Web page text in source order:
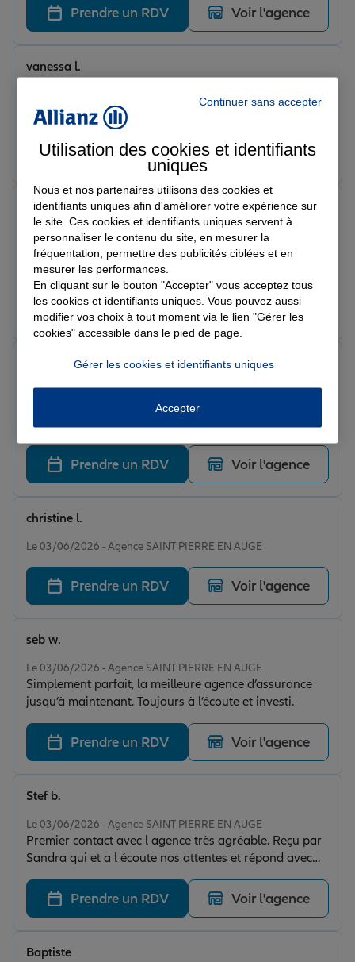
Prendre un RDV Voir l'agence
Note de 5 sur 5
Le 09/06/2026 - Agence SAINT PIERRE EN AUGE
Très aimable et a l écoute
vanessa l.
Prendre un RDV Voir l'agence
Note de 5 sur 5
Le 09/06/2026 - Agence SAINT PIERRE EN AUGE
Très satisfaite. Rapport très humain et à l écoute.
Jamais eu de problème je recommande.
MR. g.
Prendre un RDV Voir l'agence
Le 09/06/2026 - Agence SAINT PIERRE EN AUGE
Nous sommes toujours très bien accueilli , très bien
conseiller Merci à Sandra pour son professionnalisme
Lauraa M.
Prendre un RDV Voir l'agence
Le 03/06/2026 - Agence SAINT PIERRE EN AUGE
christine l.
Prendre un RDV Voir l'agence
Le 03/06/2026 - Agence SAINT PIERRE EN AUGE
Simplement parfait, la meilleure agence d’assurance
jusqu’à maintenant. Toujours à l’écoute et investi.
seb w.
Prendre un RDV Voir l'agence
Le 03/06/2026 - Agence SAINT PIERRE EN AUGE
Premier contact avec l agence très agréable. Reçu par
Sandra qui et a l écoute nos attentes et répond avec
professionnalisme à nos demandes. Les démarches
sont réalisées rapidement . Je recommande l’agence à
tout le monde
Stef b.
Prendre un RDV Voir l'agence
Baptiste
Continuer sans accepter
Utilisation des cookies et identifiants
uniques
Nous et nos partenaires utilisons des cookies et
identifiants uniques afin d'améliorer votre expérience sur
le site. Ces cookies et identifiants uniques servent à
personnaliser le contenu du site, en mesurer la
fréquentation, permettre des publicités ciblées et en
mesurer les performances.
En cliquant sur le bouton "Accepter" vous acceptez tous
les cookies et identifiants uniques. Vous pouvez aussi
modifier vos choix à tout moment via le lien "Gérer les
cookies" accessible dans le pied de page.
Gérer les cookies et identifiants uniques
Accepter